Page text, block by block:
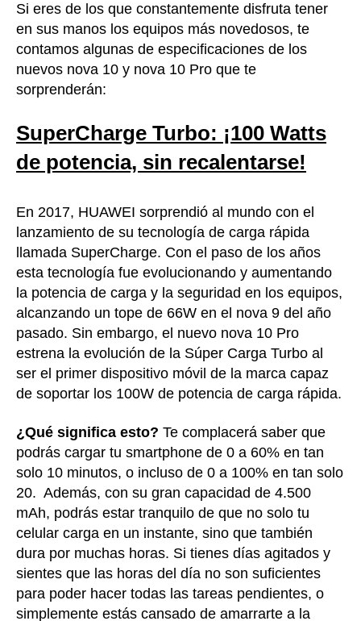
Si eres de los que constantemente disfruta tener
en sus manos los equipos más novedosos, te
contamos algunas de especificaciones de los
nuevos nova 10 y nova 10 Pro que te
sorprenderán:
SuperCharge Turbo: ¡100 Watts
de potencia, sin recalentarse!
En 2017, HUAWEI sorprendió al mundo con el
lanzamiento de su tecnología de carga rápida
llamada SuperCharge. Con el paso de los años
esta tecnología fue evolucionando y aumentando
la potencia de carga y la seguridad en los equipos,
alcanzando un tope de 66W en el nova 9 del año
pasado. Sin embargo, el nuevo nova 10 Pro
estrena la evolución de la Súper Carga Turbo al
ser el primer dispositivo móvil de la marca capaz
de soportar los 100W de potencia de carga rápida.
¿Qué significa esto? Te complacerá saber que
podrás cargar tu smartphone de 0 a 60% en tan
solo 10 minutos, o incluso de 0 a 100% en tan solo
20. Además, con su gran capacidad de 4.500
mAh, podrás estar tranquilo de que no solo tu
celular carga en un instante, sino que también
dura por muchas horas. Si tienes días agitados y
sientes que las horas del día no son suficientes
para poder hacer todas las tareas pendientes, o
simplemente estás cansado de amarrarte a la